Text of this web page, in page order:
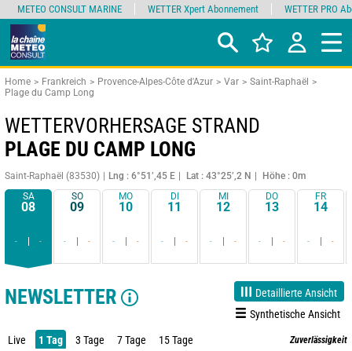
Home Frankreich Provence-Alpes-Côte d'Azur Var
Saint-Raphaël
Plage du Camp Long
WETTERVORHERSAGE STRAND
PLAGE DU CAMP LONG
Saint-Raphaël (83530) Lng : 6°51’,45 E Lat : 43°25’,2 N
Höhe : 0m
SA
08
- -
SO
09
- -
MO
10
- -
DI
11
- -
MI
12
- -
DO
13
- -
FR
14
- -
NEWSLETTER
Detaillierte Ansicht
Synthetische Ansicht
Live 1 Tag 3 Tage 7 Tage 15 Tage Zuverlässigkeit
METEO CONSULT MARINE WETTER Xpert Abonnement WETTER PRO